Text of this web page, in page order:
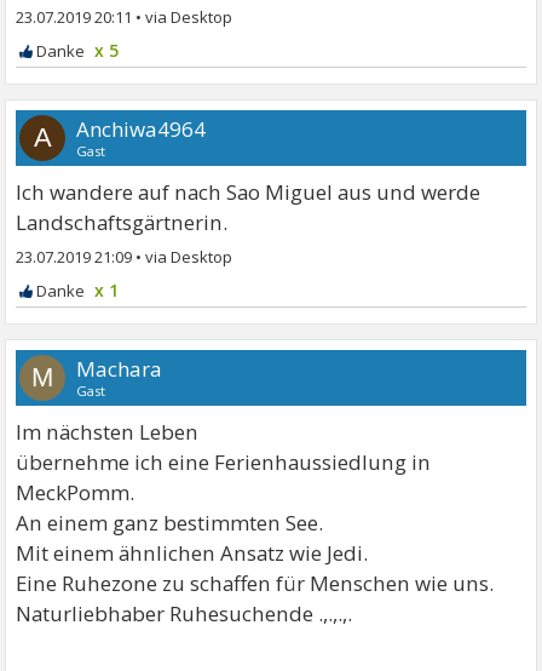
23.07.2019 20:11 •
x 5
A Anchiwa4964
Gast
Ich wandere auf nach Sao Miguel aus und werde
Landschaftsgärtnerin.
23.07.2019 21:09 •
x 1
M Machara
Gast
Im nächsten Leben
übernehme ich eine Ferienhaussiedlung in
MeckPomm.
An einem ganz bestimmten See.
Mit einem ähnlichen Ansatz wie Jedi.
Eine Ruhezone zu schaffen für Menschen wie uns.
Naturliebhaber Ruhesuchende .,.,.,.